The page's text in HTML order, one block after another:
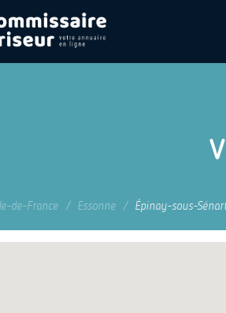
de-France Essonne Épinay-sous-